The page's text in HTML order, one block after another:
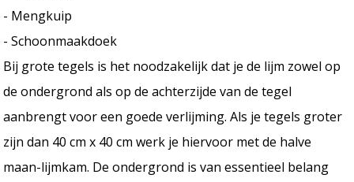
- Mengkuip
- Schoonmaakdoek
Bij grote tegels is het noodzakelijk dat je de lijm zowel op
de ondergrond als op de achterzijde van de tegel
aanbrengt voor een goede verlijming. Als je tegels groter
zijn dan 40 cm x 40 cm werk je hiervoor met de halve
maan-lijmkam. De ondergrond is van essentieel belang